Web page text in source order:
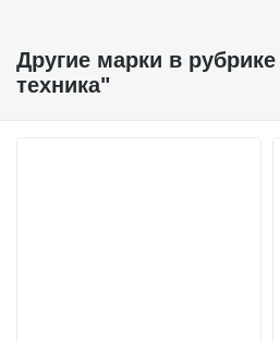
Другие марки в
техника"